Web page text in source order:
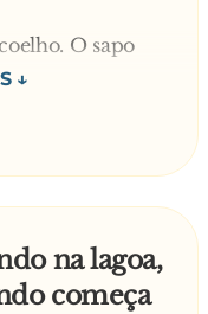
O sapo
animais que eu
sendo macho,
na lagoa,
começa